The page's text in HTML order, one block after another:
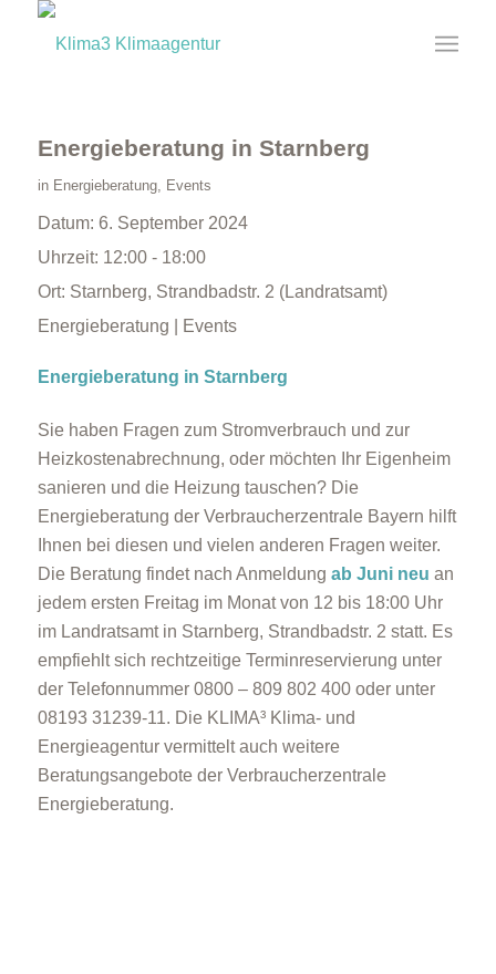
Energieberatung in Starnberg
in Energieberatung, Events
Datum: 6. September 2024
Uhrzeit: 12:00 - 18:00
Ort: Starnberg, Strandbadstr. 2 (Landratsamt)
Energieberatung | Events
Energieberatung in Starnberg
Sie haben Fragen zum Stromverbrauch und zur
Heizkostenabrechnung, oder möchten Ihr Eigenheim
sanieren und die Heizung tauschen? Die
Energieberatung der Verbraucherzentrale Bayern hilft
Ihnen bei diesen und vielen anderen Fragen weiter.
Die Beratung findet nach Anmeldung ab Juni neu an
jedem ersten Freitag im Monat von 12 bis 18:00 Uhr
im Landratsamt in Starnberg, Strandbadstr. 2 statt. Es
empfiehlt sich rechtzeitige Terminreservierung unter
der Telefonnummer 0800 – 809 802 400 oder unter
08193 31239-11. Die KLIMA³ Klima- und
Energieagentur vermittelt auch weitere
Beratungsangebote der Verbraucherzentrale
Energieberatung.